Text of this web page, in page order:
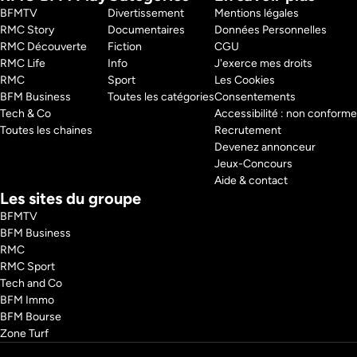
BFMTV
RMC Story
RMC Découverte
RMC Life
RMC
BFM Business
Tech & Co
Toutes les chaines
Divertissement
Documentaires
Fiction
Info
Sport
Toutes les catégories
Mentions légales
Données Personnelles
CGU
J'exerce mes droits
Les Cookies
Consentements
Accessibilité : non conforme
Recrutement
Devenez annonceur
Jeux-Concours
Aide & contact
Les sites du groupe
BFMTV
BFM Business
RMC
RMC Sport
Tech and Co
BFM Immo
BFM Bourse
Zone Turf